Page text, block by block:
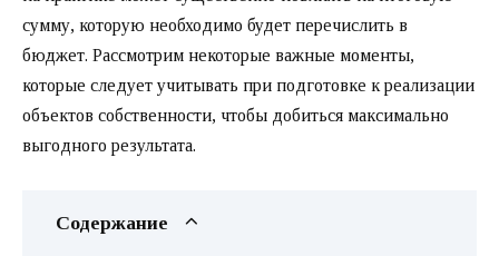
сумму, которую необходимо будет перечислить в
бюджет. Рассмотрим некоторые важные моменты,
которые следует учитывать при подготовке к реализации
объектов собственности, чтобы добиться максимально
выгодного результата.
Содержание